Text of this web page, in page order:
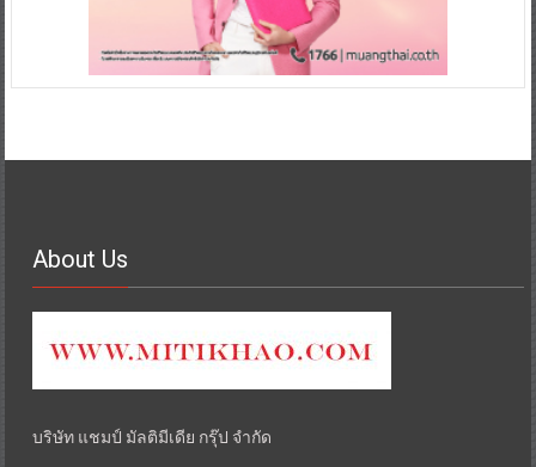
About Us
บริษัท แชมป์ มัลติมีเดีย กรุ๊ป จำกัด